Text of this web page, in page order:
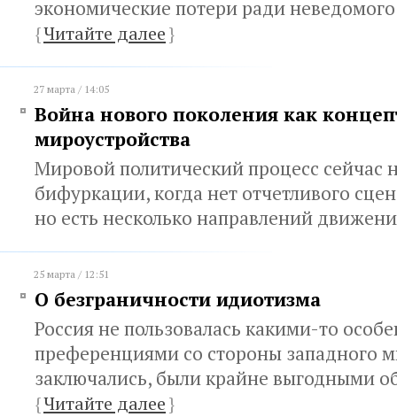
экономические потери ради
{Читайте далее}
27 марта / 14:05
Война нового поколения как
мироустройства
Мировой политический процесс сейчас
бифуркации, когда нет отчетливого
но есть несколько направлений
25 марта / 12:51
О безграничности идиотизма
Россия не пользовалась какими-то
преференциями со стороны западного
заключались, были крайне выгодными
{Читайте далее}